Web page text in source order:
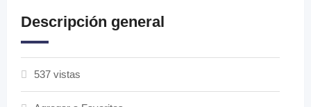
Descripción general
537 vistas